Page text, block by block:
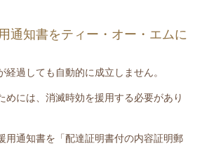
通知書をティー・オー・エムに
過しても自動的に成立しません。
めには、消滅時効を援用する必要があり
用通知書を「配達証明書付の内容証明郵